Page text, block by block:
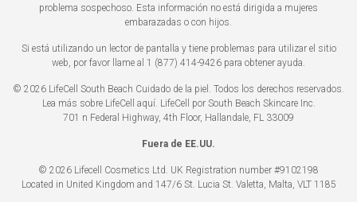
problema sospechoso. Esta información no está dirigida a mujeres
embarazadas o con hijos.
Si está utilizando un lector de pantalla y tiene problemas para utilizar el sitio
web, por favor llame al 1 (877) 414-9426 para obtener ayuda.
© 2026 LifeCell South Beach Cuidado de la piel. Todos los derechos reservados.
Lea más sobre LifeCell aquí. LifeCell por South Beach Skincare Inc.
701 n Federal Highway, 4th Floor, Hallandale, FL 33009
Fuera de EE.UU.
© 2026 Lifecell Cosmetics Ltd. UK Registration number #9102198
Located in United Kingdom and 147/6 St. Lucia St. Valetta, Malta, VLT 1185